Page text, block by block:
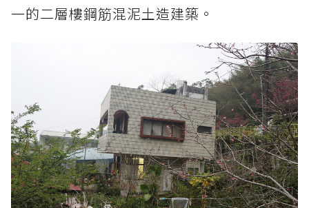
一的二層樓鋼筋混泥土造建築。